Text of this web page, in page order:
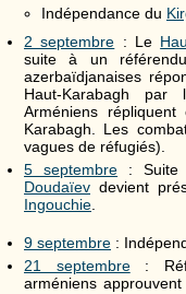
Indépendance du
2 septembre : Le
suite à un
azerbaïdjanaises
Haut-Karabagh par
Arméniens
Karabagh. Les
vagues de réfugiés).
5 septembre : Suite
Doudaïev devient
Ingouchie
9 septembre :
21 septembre:
arméniens